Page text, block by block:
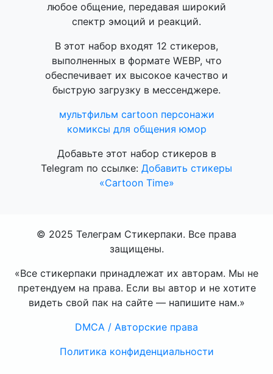
любое общение, передавая широкий
спектр эмоций и реакций.
В этот набор входят 12 стикеров,
выполненных в формате WEBP, что
обеспечивает их высокое качество и
быструю загрузку в мессенджере.
мультфильм cartoon персонажи
комиксы для общения юмор
Добавьте этот набор стикеров в
Telegram по ссылке: Добавить стикеры
«Cartoon Time»
© 2025 Телеграм Стикерпаки. Все права
защищены.
«Все стикерпаки принадлежат их авторам. Мы не
претендуем на права. Если вы автор и не хотите
видеть свой пак на сайте — напишите нам.»
DMCA / Авторские права
Политика конфиденциальности